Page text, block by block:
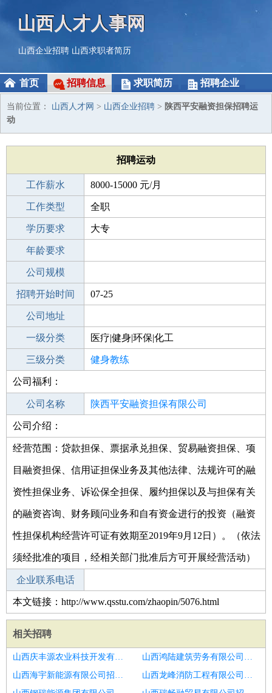
山西人才人事网
山西企业招聘 山西求职者简历
首页 招聘信息 求职简历 招聘企业
当前位置： 山西人才网 > 山西企业招聘 > 陕西平安融资担保招聘运
动
招聘运动
工作薪水 8000-15000 元/月
招聘人数 3人
工作类型 全职
性别要求 -
学历要求 大专
工作经验
年龄要求
工作地点
公司规模
公司电话
招聘开始时间 07-25
招聘结束时间
公司地址
一级分类 医疗|健身|环保|化工
二级分类 运动/健身
三级分类 健身教练
其他行业
公司福利：
公司名称 陕西平安融资担保有限公司
公司类型
公司介绍：
经营范围：贷款担保、票据承兑担保、贸易融资担保、项
目融资担保、信用证担保业务及其他法律、法规许可的融
资性担保业务、诉讼保全担保、履约担保以及与担保有关
的融资咨询、财务顾问业务和自有资金进行的投资（融资
性担保机构经营许可证有效期至2019年9月12日）。（依法
须经批准的项目，经相关部门批准后方可开展经营活动）
企业联系电话
本文链接：http://www.qsstu.com/zhaopin/5076.html
相关招聘
山西庆丰源农业科技开发有限公司招聘运动
山西鸿陆建筑劳务有限公司招聘收银员高薪转健身教练学徒
山西海宇新能源有限公司招聘运动
山西龙峰消防工程有限公司招聘运动